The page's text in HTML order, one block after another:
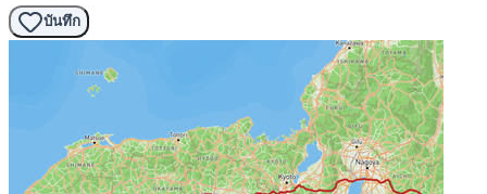
บันทึก